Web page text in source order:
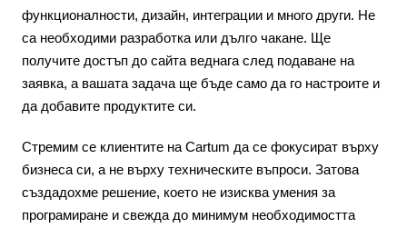
функционалности, дизайн, интеграции и много други. Не
са необходими разработка или дълго чакане. Ще
получите достъп до сайта веднага след подаване на
заявка, а вашата задача ще бъде само да го настроите и
да добавите продуктите си.
Стремим се клиентите на Cartum да се фокусират върху
бизнеса си, а не върху техническите въпроси. Затова
създадохме решение, което не изисква умения за
програмиране и свежда до минимум необходимостта